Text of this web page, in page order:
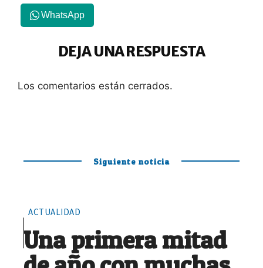
WhatsApp
DEJA UNA RESPUESTA
Los comentarios están cerrados.
Siguiente noticia
ACTUALIDAD
Una primera mitad